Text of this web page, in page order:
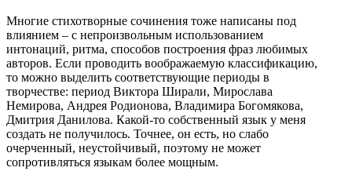
Многие стихотворные сочинения тоже написаны под
влиянием – с непроизвольным использованием
интонаций, ритма, способов построения фраз любимых
авторов. Если проводить воображаемую классификацию,
то можно выделить соответствующие периоды в
творчестве: период Виктора Ширали, Мирослава
Немирова, Андрея Родионова, Владимира Богомякова,
Дмитрия Данилова. Какой-то собственный язык у меня
создать не получилось. Точнее, он есть, но слабо
очерченный, неустойчивый, поэтому не может
сопротивляться языкам более мощным.